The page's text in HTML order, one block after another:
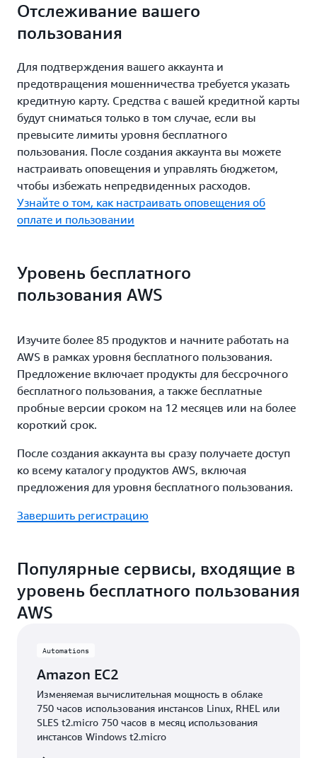
Отслеживание вашего
пользования
Для подтверждения вашего аккаунта и
предотвращения мошенничества требуется указать
кредитную карту. Средства с вашей кредитной карты
будут сниматься только в том случае, если вы
превысите лимиты уровня бесплатного
пользования. После создания аккаунта вы можете
настраивать оповещения и управлять бюджетом,
чтобы избежать непредвиденных расходов.
Узнайте о том, как настраивать оповещения об
оплате и пользовании
Уровень бесплатного
пользования AWS
Изучите более 85 продуктов и начните работать на
AWS в рамках уровня бесплатного пользования.
Предложение включает продукты для бессрочного
бесплатного пользования, а также бесплатные
пробные версии сроком на 12 месяцев или на более
короткий срок.
После создания аккаунта вы сразу получаете доступ
ко всему каталогу продуктов AWS, включая
предложения для уровня бесплатного пользования.
Завершить регистрацию
Популярные сервисы, входящие в
уровень бесплатного пользования
AWS
Automations
Amazon EC2
Изменяемая вычислительная мощность в облаке
750 часов использования инстансов Linux, RHEL или
SLES t2.micro 750 часов в месяц использования
инстансов Windows t2.micro